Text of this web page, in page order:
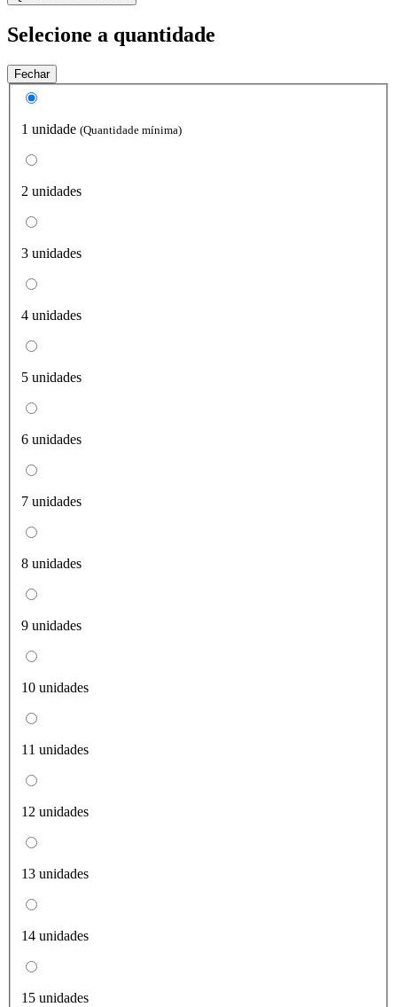
Selecione a quantidade
Fechar
1 unidade (Quantidade mínima)
2 unidades
3 unidades
4 unidades
5 unidades
6 unidades
7 unidades
8 unidades
9 unidades
10 unidades
11 unidades
12 unidades
13 unidades
14 unidades
15 unidades